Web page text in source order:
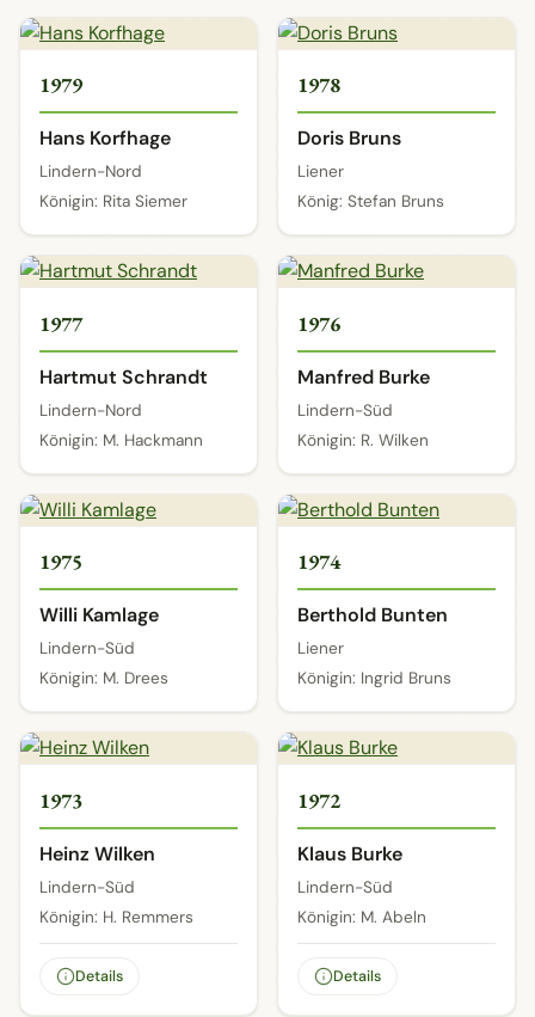
1979
Hans Korfhage
Lindern-Nord
Königin: Rita Siemer
1978
Doris Bruns
Liener
König: Stefan Bruns
1977
Hartmut Schrandt
Lindern-Nord
Königin: M. Hackmann
1976
Manfred Burke
Lindern-Süd
Königin: R. Wilken
1975
Willi Kamlage
Lindern-Süd
Königin: M. Drees
1974
Berthold Bunten
Liener
Königin: Ingrid Bruns
1973
Heinz Wilken
Lindern-Süd
Königin: H. Remmers
Details
1972
Klaus Burke
Lindern-Süd
Königin: M. Abeln
Details